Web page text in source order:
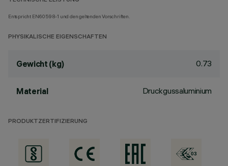
Entspricht EN60598-1 und den geltenden Vorschriften.
PHYSIKALISCHE EIGENSCHAFTEN
Gewicht (kg) 0.73
Material Druckgussaluminium
PRODUKTZERTIFIZIERUNG